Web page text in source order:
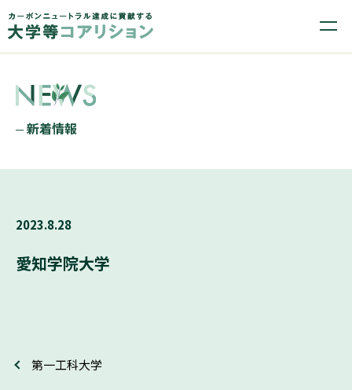
新着情報
2023.8.28
愛知学院大学
第一工科大学